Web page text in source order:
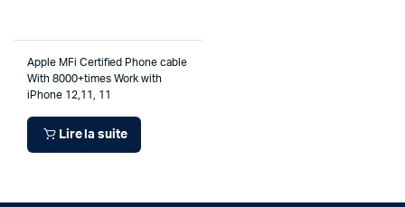
Apple MFi Certified Phone cable
With 8000+times Work with
iPhone 12,11, 11
Lire la suite